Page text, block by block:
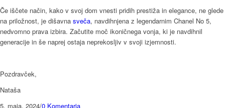
Če iščete način, kako v svoj dom vnesti pridih prestiža in elegance, ne glede
na priložnost, je dišavna sveča, navdihnjena z legendarnim Chanel No 5,
nedvomno prava izbira. Začutite moč ikoničnega vonja, ki je navdihnil
generacije in še naprej ostaja neprekosljiv v svoji izjemnosti.
Pozdravček,
Nataša
5. maja, 2024/0 Komentarja